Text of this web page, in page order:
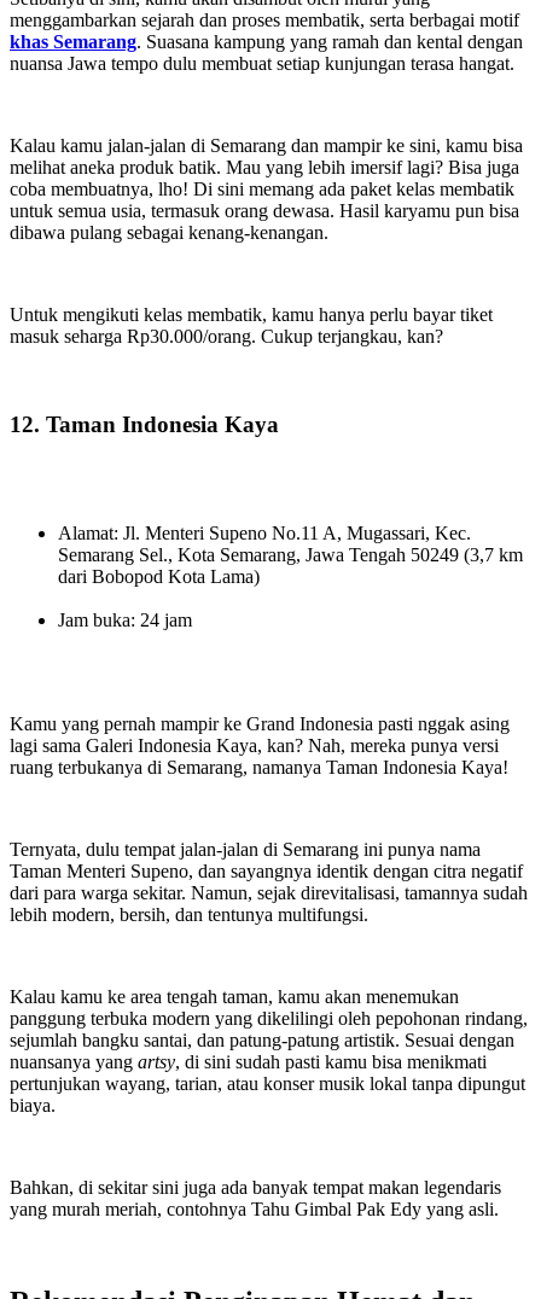
menggambarkan sejarah dan proses membatik, serta berbagai motif
khas Semarang. Suasana kampung yang ramah dan kental dengan
nuansa Jawa tempo dulu membuat setiap kunjungan terasa hangat.
Kalau kamu jalan-jalan di Semarang dan mampir ke sini, kamu bisa
melihat aneka produk batik. Mau yang lebih imersif lagi? Bisa juga
coba membuatnya, lho! Di sini memang ada paket kelas membatik
untuk semua usia, termasuk orang dewasa. Hasil karyamu pun bisa
dibawa pulang sebagai kenang-kenangan.
Untuk mengikuti kelas membatik, kamu hanya perlu bayar tiket
masuk seharga Rp30.000/orang. Cukup terjangkau, kan?
12. Taman Indonesia Kaya
Alamat: Jl. Menteri Supeno No.11 A, Mugassari, Kec.
Semarang Sel., Kota Semarang, Jawa Tengah 50249 (3,7 km
dari Bobopod Kota Lama)
Jam buka: 24 jam
Kamu yang pernah mampir ke Grand Indonesia pasti nggak asing
lagi sama Galeri Indonesia Kaya, kan? Nah, mereka punya versi
ruang terbukanya di Semarang, namanya Taman Indonesia Kaya!
Ternyata, dulu tempat jalan-jalan di Semarang ini punya nama
Taman Menteri Supeno, dan sayangnya identik dengan citra negatif
dari para warga sekitar. Namun, sejak direvitalisasi, tamannya sudah
lebih modern, bersih, dan tentunya multifungsi.
Kalau kamu ke area tengah taman, kamu akan menemukan
panggung terbuka modern yang dikelilingi oleh pepohonan rindang,
sejumlah bangku santai, dan patung-patung artistik. Sesuai dengan
nuansanya yang artsy, di sini sudah pasti kamu bisa menikmati
pertunjukan wayang, tarian, atau konser musik lokal tanpa dipungut
biaya.
Bahkan, di sekitar sini juga ada banyak tempat makan legendaris
yang murah meriah, contohnya Tahu Gimbal Pak Edy yang asli.